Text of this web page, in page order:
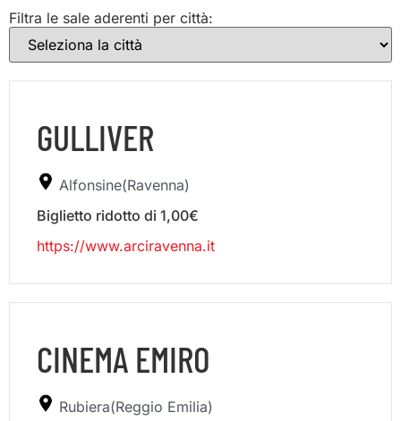
Filtra le sale aderenti per città:
GULLIVER
Alfonsine(Ravenna)
Biglietto ridotto di 1,00€
https://www.arciravenna.it
CINEMA EMIRO
Rubiera(Reggio Emilia)